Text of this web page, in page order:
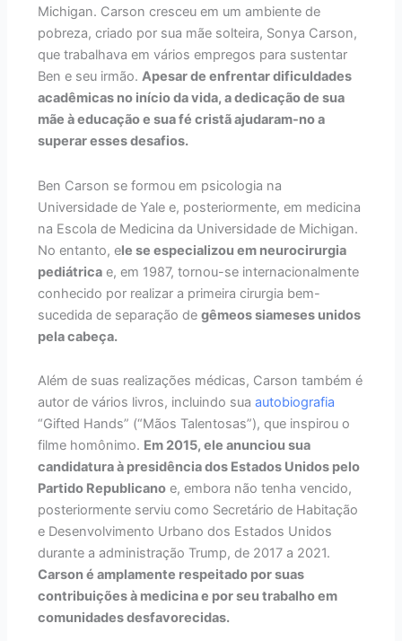
Michigan. Carson cresceu em um ambiente de
pobreza, criado por sua mãe solteira, Sonya Carson,
que trabalhava em vários empregos para sustentar
Ben e seu irmão.Apesar de enfrentar dificuldades
acadêmicas no início da vida, a dedicação de sua
mãe à educação e sua fé cristã ajudaram-no a
superar esses desafios.
Ben Carson se formou em psicologia na
Universidade de Yale e, posteriormente, em medicina
na Escola de Medicina da Universidade de Michigan.
No entanto, ele se especializou em neurocirurgia
pediátrica e, em 1987, tornou-se internacionalmente
conhecido por realizar a primeira cirurgia bem-
sucedida de separação degêmeos siameses unidos
pela cabeça.
Além de suas realizações médicas, Carson também é
autor de vários livros, incluindo suaautobiografia
“Gifted Hands” (“Mãos Talentosas”), que inspirou o
filme homônimo. Em 2015, ele anunciou sua
candidatura à presidência dos Estados Unidos pelo
Partido Republicano e, embora não tenha vencido,
posteriormente serviu como Secretário de Habitação
e Desenvolvimento Urbano dos Estados Unidos
durante a administração Trump, de 2017 a 2021.
Carson é amplamente respeitado por suas
contribuições à medicina e por seu trabalho em
comunidades desfavorecidas.